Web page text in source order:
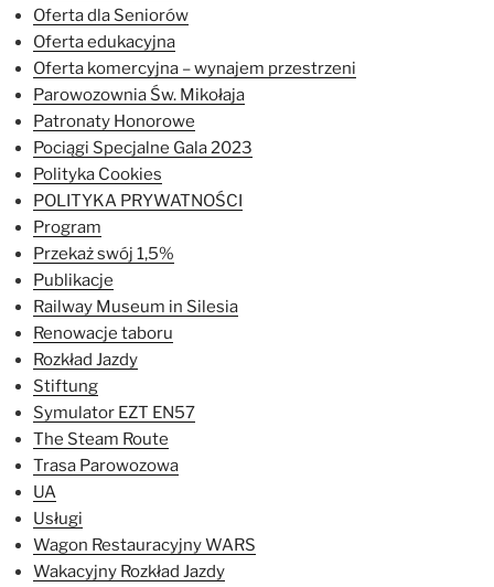
Oferta dla Seniorów
Oferta edukacyjna
Oferta komercyjna – wynajem przestrzeni
Parowozownia Św. Mikołaja
Patronaty Honorowe
Pociągi Specjalne Gala 2023
Polityka Cookies
POLITYKA PRYWATNOŚCI
Program
Przekaż swój 1,5%
Publikacje
Railway Museum in Silesia
Renowacje taboru
Rozkład Jazdy
Stiftung
Symulator EZT EN57
The Steam Route
Trasa Parowozowa
UA
Usługi
Wagon Restauracyjny WARS
Wakacyjny Rozkład Jazdy